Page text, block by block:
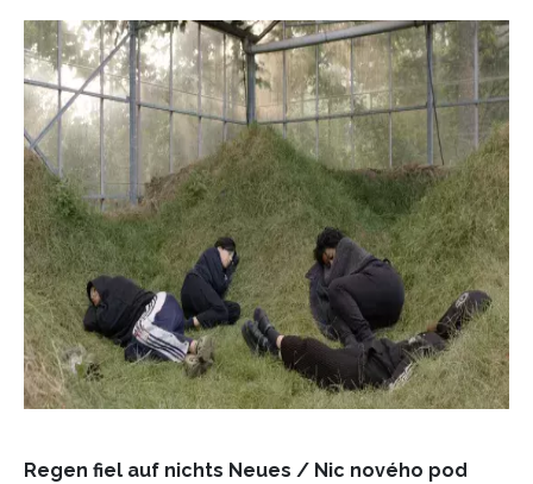
Regen fiel auf nichts Neues / Nic nového pod